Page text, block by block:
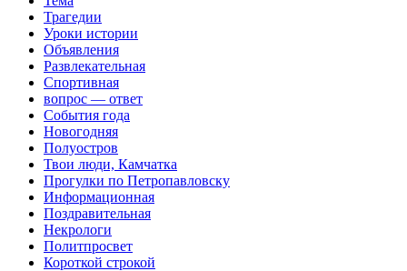
Трагедии
Уроки истории
Объявления
Развлекательная
Спортивная
вопрос — ответ
События года
Новогодняя
Полуостров
Твои люди, Камчатка
Прогулки по Петропавловску
Информационная
Поздравительная
Некрологи
Политпросвет
Короткой строкой